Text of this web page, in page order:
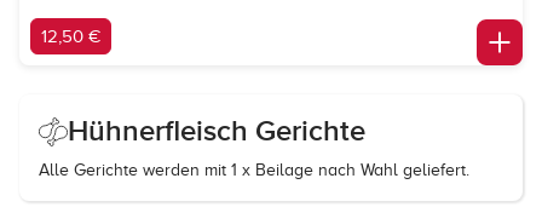
12,50 €
Hühnerfleisch Gerichte
Alle Gerichte werden mit 1 x Beilage nach Wahl geliefert.